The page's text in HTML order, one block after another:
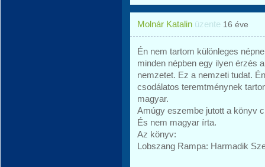
Molnár Katalin üzente 16 éve
Én nem tartom különleges
minden népben egy ilyen érzés
nemzetet. Ez a nemzeti tudat.
csodálatos teremtménynek
magyar.
Amúgy eszembe jutott a könyv
És nem magyar írta.
Az könyv:
Lobszang Rampa: Harmadik